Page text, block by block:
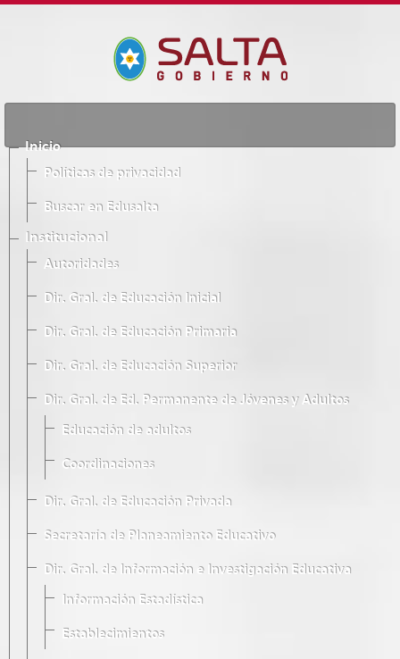
Inicio
Políticas de privacidad
Buscar en Edusalta
Institucional
Autoridades
Dir. Gral. de Educación Inicial
Dir. Gral. de Educación Primaria
Dir. Gral. de Educación Superior
Dir. Gral. de Ed. Permanente de Jóvenes y Adultos
Educación de adultos
Coordinaciones
Dir. Gral. de Educación Privada
Secretaría de Planeamiento Educativo
Dir. Gral. de Información e Investigación Educativa
Información Estadística
Establecimientos